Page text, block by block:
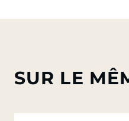
SUR LE